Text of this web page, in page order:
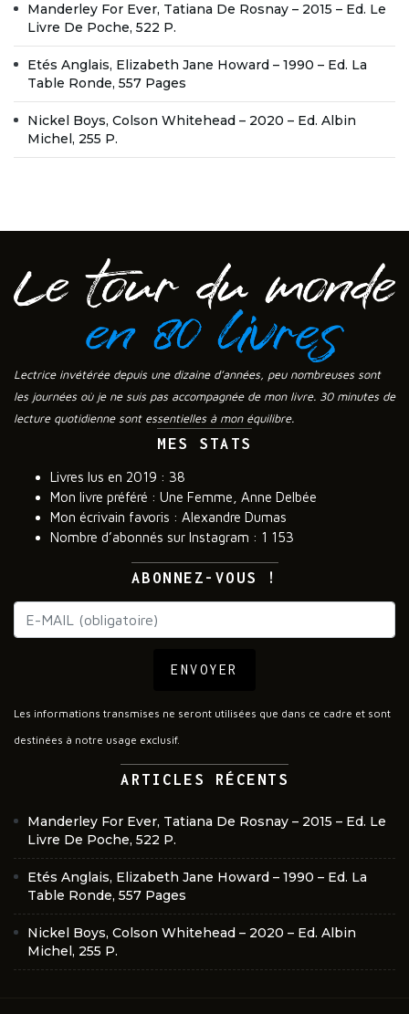
Manderley For Ever, Tatiana De Rosnay – 2015 – Ed. Le
Livre De Poche, 522 P.
Etés Anglais, Elizabeth Jane Howard – 1990 – Ed. La
Table Ronde, 557 Pages
Nickel Boys, Colson Whitehead – 2020 – Ed. Albin
Michel, 255 P.
Lectrice invétérée depuis une dizaine d’années, peu nombreuses sont
les journées où je ne suis pas accompagnée de mon livre. 30 minutes de
lecture quotidienne sont essentielles à mon équilibre.
MES STATS
Livres lus en 2019 : 38
Mon livre préféré : Une Femme, Anne Delbée
Mon écrivain favoris : Alexandre Dumas
Nombre d’abonnés sur Instagram : 1 153
ABONNEZ-VOUS !
ENVOYER
Les informations transmises ne seront utilisées que dans ce cadre et sont
destinées à notre usage exclusif.
ARTICLES RÉCENTS
Manderley For Ever, Tatiana De Rosnay – 2015 – Ed. Le
Livre De Poche, 522 P.
Etés Anglais, Elizabeth Jane Howard – 1990 – Ed. La
Table Ronde, 557 Pages
Nickel Boys, Colson Whitehead – 2020 – Ed. Albin
Michel, 255 P.